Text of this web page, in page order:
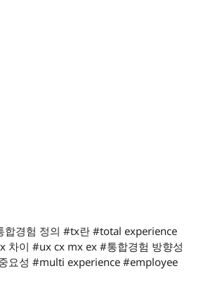
합경험 정의 #tx란 #total experience
차이 #ux cx mx ex #통합경험 방향성
요성 #multi experience #employee